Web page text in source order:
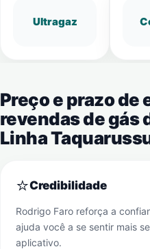
Ultragaz
Preço e prazo de
revendas de gás
Linha
⭐Credibilidade
Rodrigo Faro reforça a
ajuda você a se sentir mais
aplicativo.